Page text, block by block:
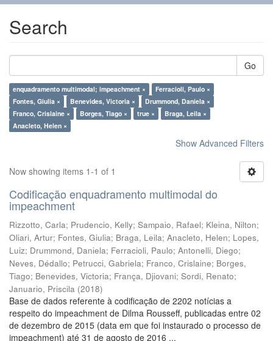
Search
Go
enquadramento multimodal; impeachment ×
Ferracioli, Paulo ×
Fontes, Giulia ×
Benevides, Victoria ×
Drummond, Daniela ×
Franco, Crislaine ×
Borges, Tiago × true ×
Braga, Leila ×
Anacleto, Helen ×
Show Advanced Filters
Now showing items 1-1 of 1
Codificação enquadramento multimodal do
impeachment
Rizzotto, Carla; Prudencio, Kelly; Sampaio, Rafael; Kleina, Nilton;
Oliari, Artur; Fontes, Giulia; Braga, Leila; Anacleto, Helen; Lopes,
Luiz; Drummond, Daniela; Ferracioli, Paulo; Antonelli, Diego;
Neves, Dédallo; Petrucci, Gabriela; Franco, Crislaine; Borges,
Tiago; Benevides, Victoria; França, Djiovani; Sordi, Renato;
Januario, Priscila (2018)
Base de dados referente à codificação de 2202 notícias a
respeito do impeachment de Dilma Rousseff, publicadas entre 02
de dezembro de 2015 (data em que foi instaurado o processo de
impeachment) até 31 de agosto de 2016 ...